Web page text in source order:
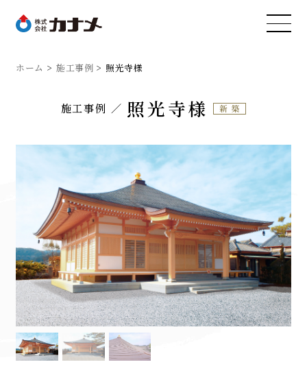
ホーム 施工事例 照光寺様
施工事例 照光寺様 新築